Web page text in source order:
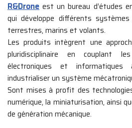
R&Drone est un bureau d’études
qui développe différents
terrestres, marins et volants.
Les produits intègrent une
pluridisciplinaire en couplant
électroniques et
industrialiser un système
Sont mises à profit des
numérique, la miniaturisation, ainsi
de génération mécanique.